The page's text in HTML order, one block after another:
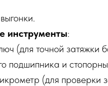
инструменты:
(для точной затяжки
подшипника и
(для проверки